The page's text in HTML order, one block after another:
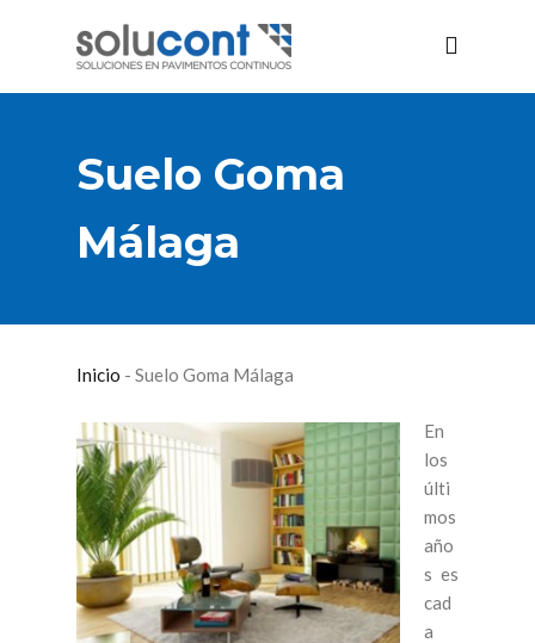
Suelo Goma
Málaga
Inicio - Suelo Goma Málaga
En
los
últi
mos
año
s es
cad
a